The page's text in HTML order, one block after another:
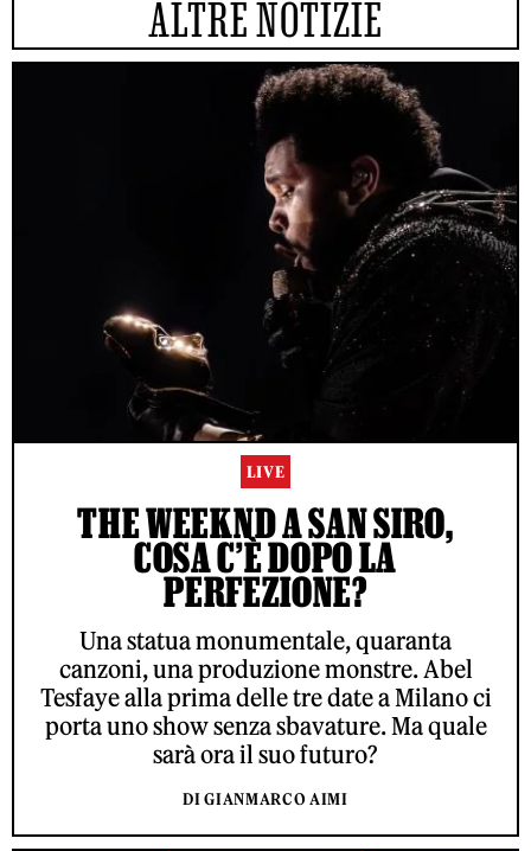
ALTRE NOTIZIE
LIVE
THE WEEKND A SAN SIRO,
COSA C’È DOPO LA
PERFEZIONE?
Una statua monumentale, quaranta
canzoni, una produzione monstre. Abel
Tesfaye alla prima delle tre date a Milano ci
porta uno show senza sbavature. Ma quale
sarà ora il suo futuro?
DI GIANMARCO AIMI